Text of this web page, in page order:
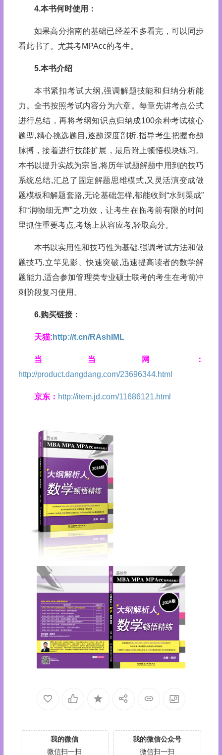
4.本书何时使用：
如果高分指南的基础已经差不多看完，可以同步
看此书了。尤其考MPAcc的考生。
5.本书介绍
本书紧扣考试大纲,强调解题技能和归纳分析能
力。全书按照考试内容分为六章。每章先讲考点公式
进行总结，再将考纲知识点归纳成100余种考试核心
题型,精心挑选题目,逐题深度剖析,指导考生把握命题
脉搏，接着进行技能扩展，最后附上顿悟模块练习。
本书以提升实战为宗旨,将历年试题解题中用到的技巧
系统总结,汇总了固定解题思维模式,又灵活演变成做
题模板和解题套路,无论基础怎样,都能收到“水到渠成”
和“润物细无声”之功效，让考生在临考前有限的时间
里抓住重要考点,考场上从容应考,轻取高分。
本书以实用性和技巧性为基础,强调考试方法和做
题技巧,立竿见影、快速突破,迅速提高读者的数学解
题能力,适合参加管理类专业硕士联考的考生在考前冲
刺阶段复习使用。
6.购买链接：
天猫: http://t.cn/RAshIML
当当网：
http://product.dangdang.com/23696344.html
京东： http://item.jd.com/11686121.html
我的微信
微信扫一扫
我的微信公众号
微信扫一扫